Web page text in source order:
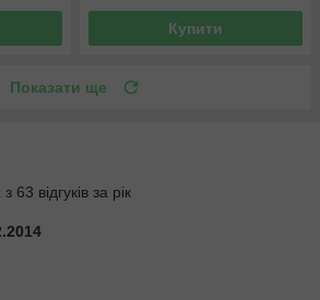
Купити
Показати ще
63 відгуків за рік